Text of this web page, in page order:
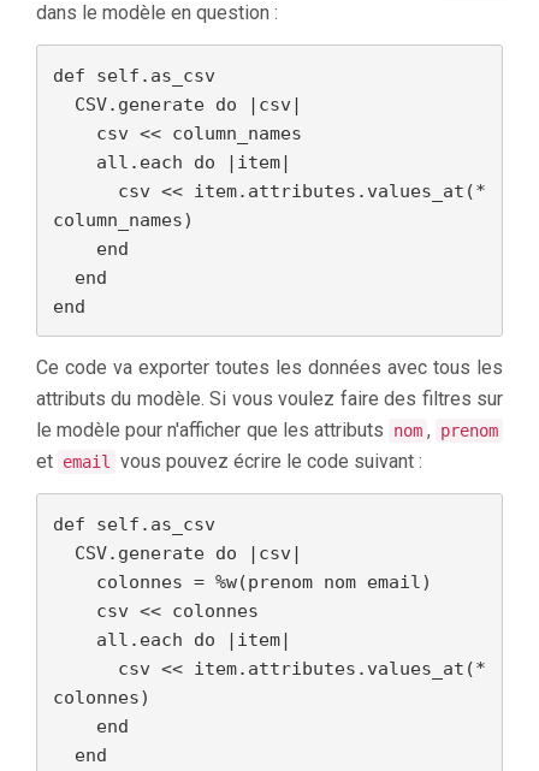
dans le modèle en question :
def self.as_csv
column_names)
end
Ce code va exporter toutes les données avec tous les
attributs du modèle. Si vous voulez faire des filtres sur
le modèle pour n'afficher que les attributs
nom , prenom
et email vous pouvez écrire le code suivant :
def self.as_csv
colonnes)